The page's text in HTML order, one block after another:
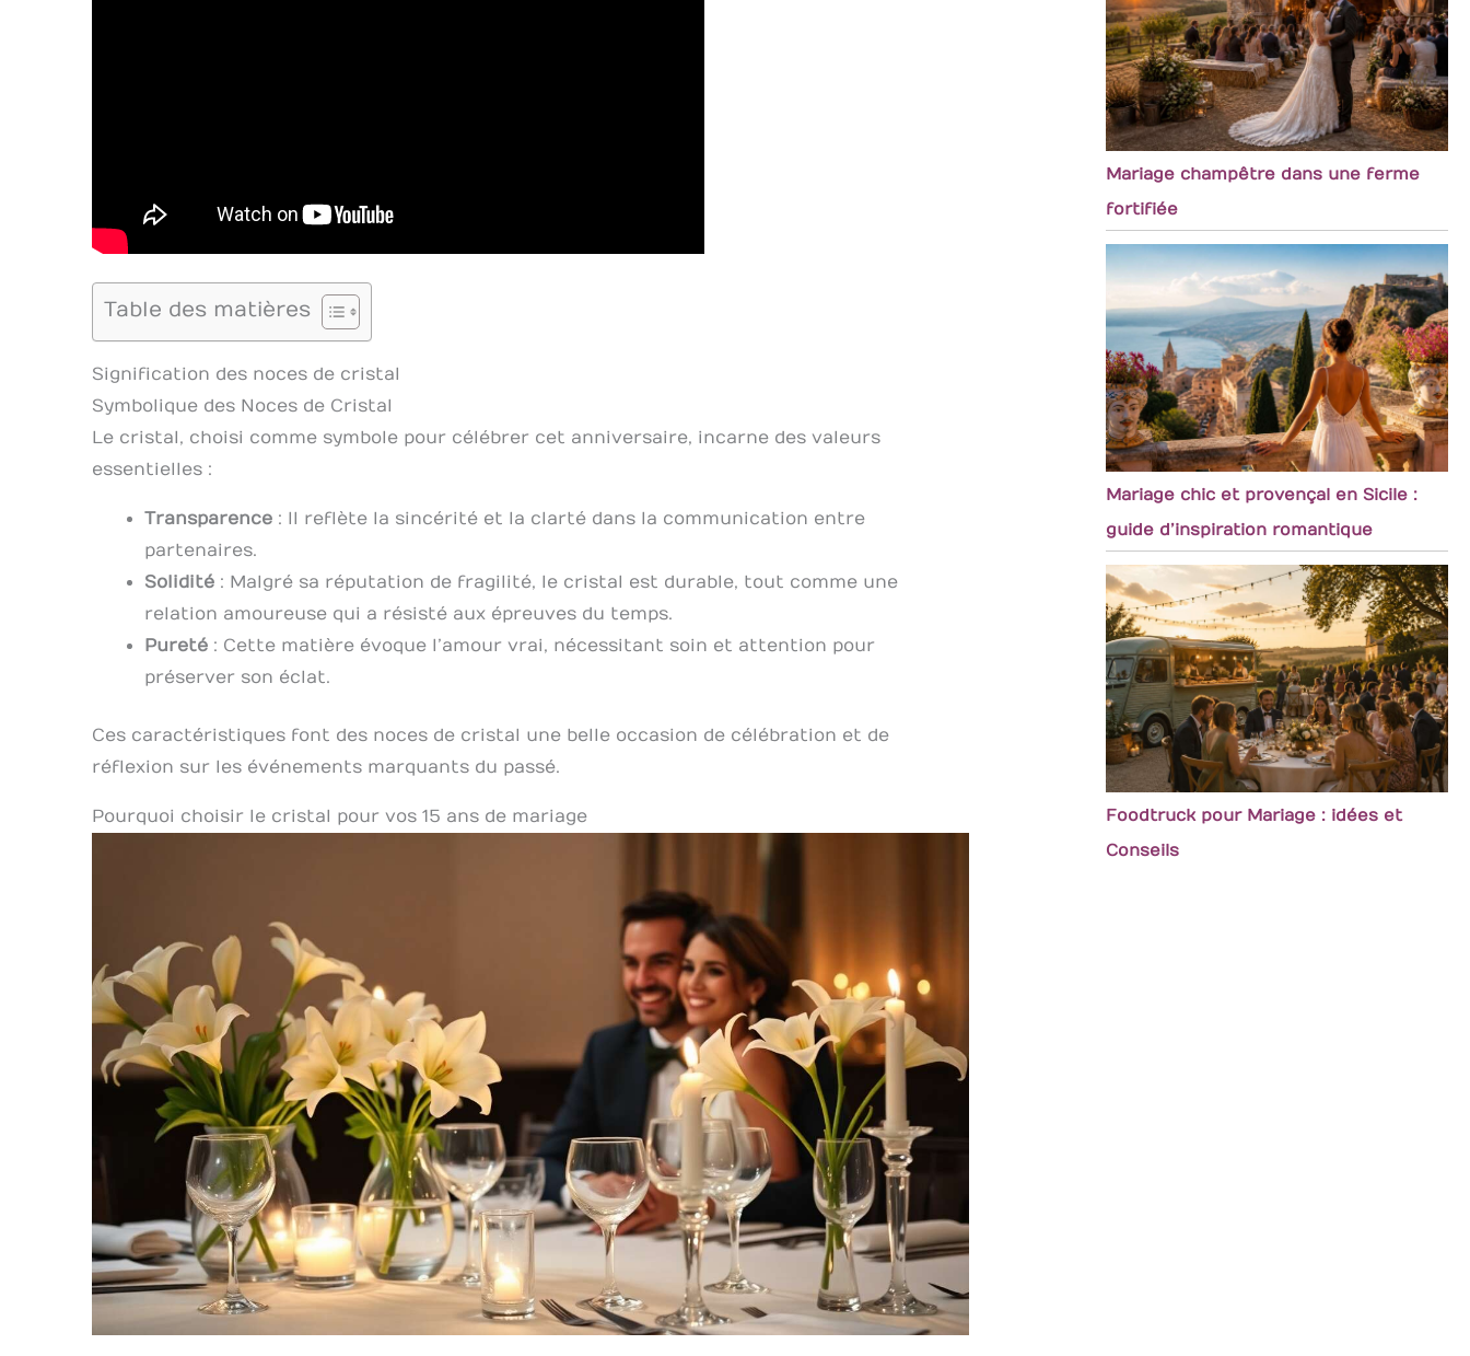
Table des matières
Signification des noces de cristal
Symbolique des Noces de Cristal
Le cristal, choisi comme symbole pour célébrer cet anniversaire, incarne des valeurs
essentielles :
Transparence : Il reflète la sincérité et la clarté dans la communication entre
partenaires.
Solidité : Malgré sa réputation de fragilité, le cristal est durable, tout comme une
relation amoureuse qui a résisté aux épreuves du temps.
Pureté : Cette matière évoque l’amour vrai, nécessitant soin et attention pour
préserver son éclat.
Ces caractéristiques font des noces de cristal une belle occasion de célébration et de
réflexion sur les événements marquants du passé.
Pourquoi choisir le cristal pour vos 15 ans de mariage
Mariage champêtre dans une ferme
fortifiée
Mariage chic et provençal en Sicile :
guide d’inspiration romantique
Foodtruck pour Mariage : idées et
Conseils